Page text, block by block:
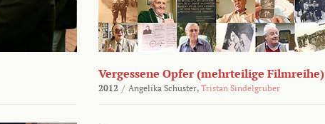
Vergessene Opfer (mehrteilige Filmreihe)
2012 / Angelika Schuster, Tristan Sindelgruber